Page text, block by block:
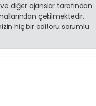
ve diğer ajanslar tarafından
çekilmektedir.
hiç bir editörü sorumlu